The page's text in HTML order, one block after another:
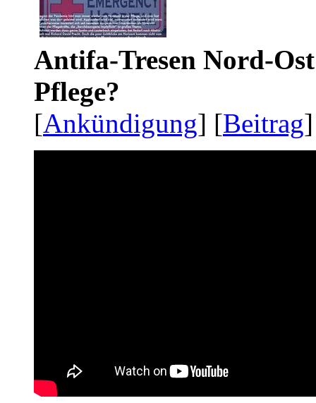
Antifa-Tresen Nord-
Pflege?
[Ankündigung] [Beitrag